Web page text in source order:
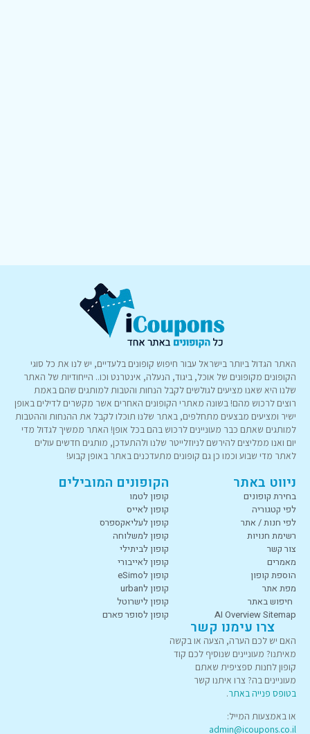
האתר הגדול ביותר בישראל עבור חיפוש קופונים בלעדיים, יש לנו את כל סוגי
הקופונים מקופונים של אוכל, ביגוד, הנעלה, אינטרנט וכו.. הייחודיות של האתר
שלנו היא שאנו מציעים לגולשים לקבל הנחות והטבות למותגים שהם באמת
רוצים לרכוש מהם! בשונה מאתרי הקופונים האחרים אשר מקשרים לדילים באופן
ישיר ומציעים מבצעים מתחלפים, באתר שלנו תוכלו לקבל את ההנחות וההטבות
למותגים שאתם כבר מעוניינים לרכוש בהם בכל אופן! האתר ממשיך לגדול מדי
יום ואנו ממליצים להירשם לניוזלייטר שלנו ולהתעדכן, מותגים חדשים עולים
לאתר מדי שבוע וכמו כן גם קופונים מתעדכנים באתר באופן קבוע!
ניווט באתר
בחירת קופונים
לפי קטגוריה
לפי חנות / אתר
רשימת חנויות
צור קשר
מאמרים
הוספת קופון
מפת אתר
חיפוש באתר
AI Overview Sitemap
הקופונים המובילים
קופון לטמו
קופון לאייס
קופון לעליאקספרס
קופון למשלוחה
קופון לביתילי
קופון לאייבורי
קופון לeSimo
קופון לurban
קופון לישרוטל
קופון לסופר פארם
צרו עימנו קשר
האם יש לכם הערה, הצעה או בקשה
מאיתנו? מעוניינים שנוסיף לכם קוד
קופון לחנות ספציפית שאתם
מעוניינים בה? צרו איתנו קשר
בטופס פנייה באתר.
או באמצעות המייל:
admin@icoupons.co.il